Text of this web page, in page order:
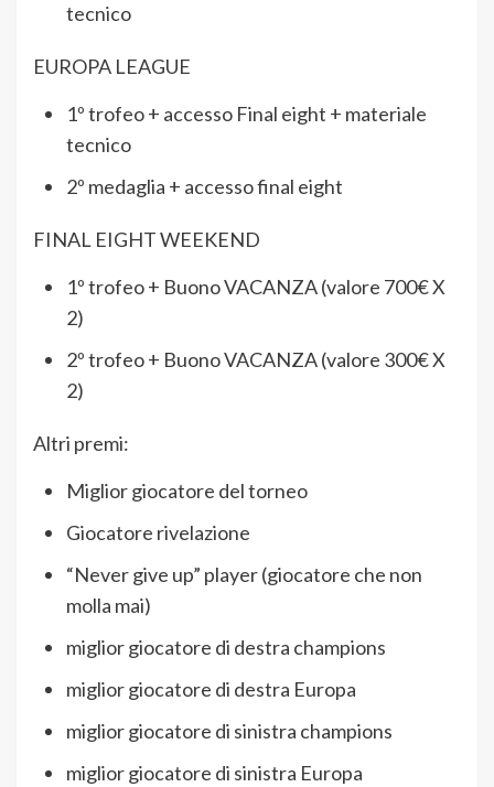
tecnico
EUROPA LEAGUE
1º trofeo + accesso Final eight + materiale
tecnico
2º medaglia + accesso final eight
FINAL EIGHT WEEKEND
1º trofeo + Buono VACANZA (valore 700€ X
2)
2º trofeo + Buono VACANZA (valore 300€ X
2)
Altri premi:
Miglior giocatore del torneo
Giocatore rivelazione
“Never give up” player (giocatore che non
molla mai)
miglior giocatore di destra champions
miglior giocatore di destra Europa
miglior giocatore di sinistra champions
miglior giocatore di sinistra Europa